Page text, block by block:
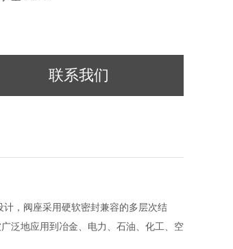
联系我们
，阀座采用硬软密封兼容的多层次结
泛地应用到冶金、电力、石油、化工、空